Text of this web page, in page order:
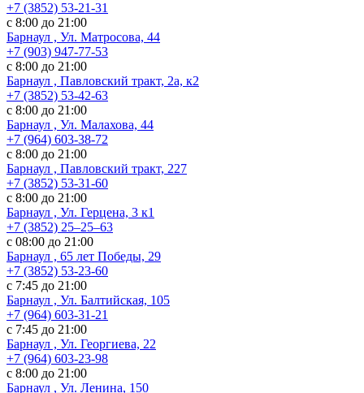
+7 (3852) 53-21-31
с 8:00 до 21:00
Барнаул , Ул. Матросова, 44
+7 (903) 947-77-53
с 8:00 до 21:00
Барнаул , Павловский тракт, 2а, к2
+7 (3852) 53-42-63
с 8:00 до 21:00
Барнаул , Ул. Малахова, 44
+7 (964) 603-38-72
с 8:00 до 21:00
Барнаул , Павловский тракт, 227
+7 (3852) 53-31-60
с 8:00 до 21:00
Барнаул , Ул. ​Герцена, 3 к1
+7 (3852) 25‒25‒63
с 08:00 до 21:00
Барнаул , 65 лет Победы, 29
+7 (3852) 53-23-60
с 7:45 до 21:00
Барнаул , Ул. Балтийская, 105
+7 (964) 603-31-21
с 7:45 до 21:00
Барнаул , Ул. Георгиева, 22
+7 (964) 603-23-98
с 8:00 до 21:00
Барнаул , Ул. Ленина, 150